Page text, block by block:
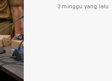
3 minggu yang lalu